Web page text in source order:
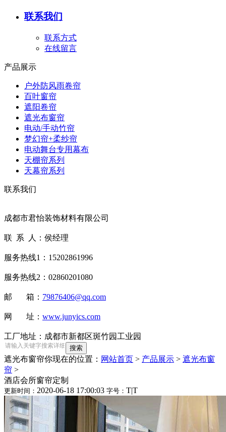
联系我们
联系方式
在线留言
产品展示
户外防风雨卷帘
百叶窗帘
遮阳卷帘
遮光布窗帘
电动/手动竹帘
梦幻帘+柔纱帘
电动舞台专用幕布
天棚帘系列
天幕帘系列
联系我们
成都市君怡装饰材料有限公司
联 系 人：侯经理
服务热线1：15202861996
服务热线2：02860201080
邮 箱： 79876406@qq.com
网 址： www.junyics.com
工厂地址：成都市新都区斑竹园工业园
遮光布窗帘你现在的位置： 网站首页 > 产品展示 > 遮光布窗
帘 >
酒店会所窗帘定制
更新时间： 2020-06-18 17:00:03 字号： T|T